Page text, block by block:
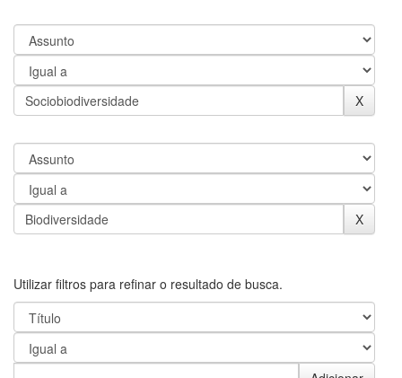
Utilizar filtros para refinar o resultado de busca.